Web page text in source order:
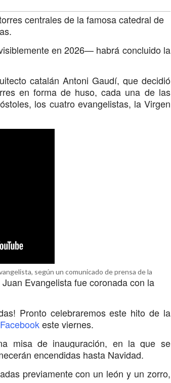
centrales de la famosa catedral de
en 2026— habrá concluido la
catalán Antoni Gaudí, que decidió
en forma de huso, cada una de las
los cuatro evangelistas, la Virgen
según un comunicado de prensa de la
Evangelista fue coronada con la
Pronto celebraremos este hito de la
este viernes.
misa de inauguración, en la que se
encendidas hasta Navidad.
previamente con un león y un zorro,